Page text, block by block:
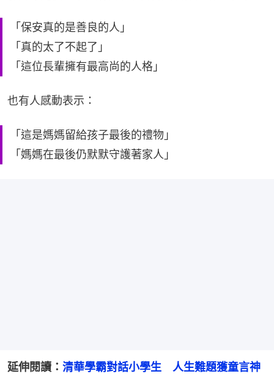
「保安真的是善良的人」
「真的太了不起了」
「這位長輩擁有最高尚的人格」
也有人感動表示：
「這是媽媽留給孩子最後的禮物」
「媽媽在最後仍默默守護著家人」
延伸閱讀： 清華學霸對話小學生　人生難題獲童言神